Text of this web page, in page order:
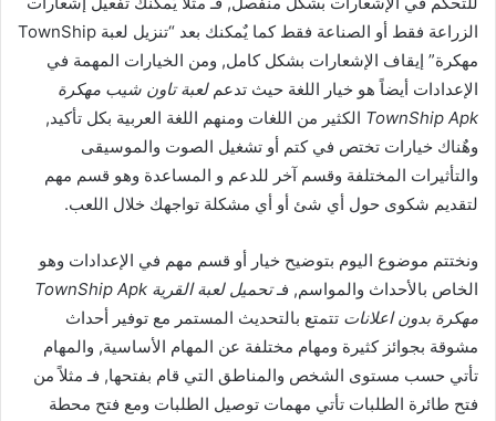
الزراعة فقط أو الصناعة فقط كما يٌمكنك بعد “تنزيل لعبة TownShip
مهكرة” إيقاف الإشعارات بشكل كامل, ومن الخيارات المهمة في
الإعدادات أيضاً هو خيار اللغة حيث تدعملعبة تاون شيب مهكرة
TownShip Apk الكثير من اللغات ومنهم اللغة العربية بكل تأكيد,
وهٌناك خيارات تختص في كتم أو تشغيل الصوت والموسيقى
والتأثيرات المختلفة وقسم آخر للدعم و المساعدة وهو قسم مهم
لتقديم شكوى حول أي شئ أو أي مشكلة تواجهك خلال اللعب.
ونختتم موضوع اليوم بتوضيح خيار أو قسم مهم في الإعدادات وهو
الخاص بالأحداث والمواسم, فـ
تحميل لعبة القرية TownShip Apk
مهكرة بدون اعلانات تتمتع بالتحديث المستمر مع توفير أحداث
مشوقة بجوائز كثيرة ومهام مختلفة عن المهام الأساسية, والمهام
تأتي حسب مستوى الشخص والمناطق التي قام بفتحها, فـ مثلاً من
فتح طائرة الطلبات تأتي مهمات توصيل الطلبات ومع فتح محطة